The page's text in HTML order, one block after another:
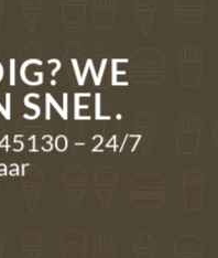
WE
SNEL.
– 24/7